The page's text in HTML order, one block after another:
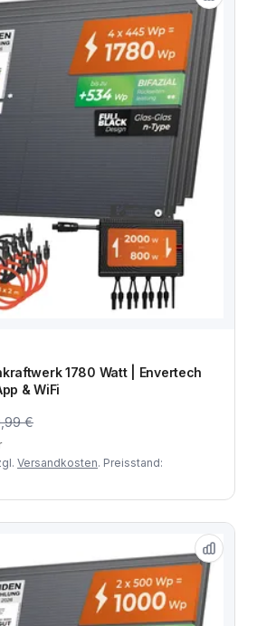
1780 Watt | Envertech
& WiFi
€
Versandkosten. Preisstand: